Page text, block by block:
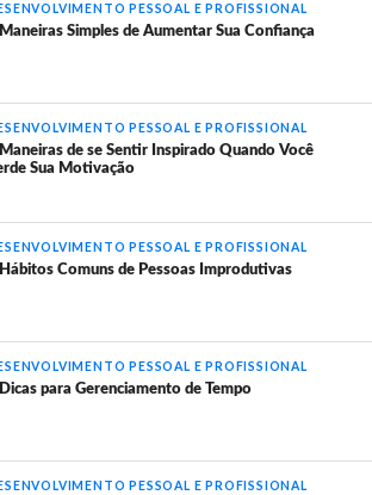
PESSOAL E PROFISSIONAL
Simples de Aumentar Sua Confiança
PESSOAL E PROFISSIONAL
de se Sentir Inspirado Quando Você
Sua Motivação
PESSOAL E PROFISSIONAL
Comuns de Pessoas Improdutivas
PESSOAL E PROFISSIONAL
para Gerenciamento de Tempo
PESSOAL E PROFISSIONAL